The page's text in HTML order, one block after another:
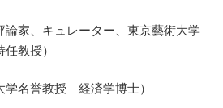
家、キュレーター、東京藝術大学
教授）
名誉教授 経済学博士）